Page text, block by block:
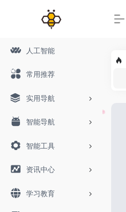
人工智能
常用推荐
实用导航
智能导航
智能工具
资讯中心
学习教育